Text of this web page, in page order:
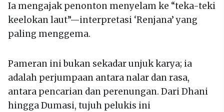
Ia mengajak penonton menyelam ke “teka-teki
keelokan laut”—interpretasi ‘Renjana’ yang
paling menggema.
Pameran ini bukan sekadar unjuk karya; ia
adalah perjumpaan antara nalar dan rasa,
antara pencarian dan perenungan. Dari Dhani
hingga Dumasi, tujuh pelukis ini